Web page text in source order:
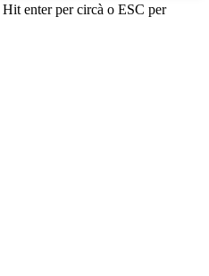
Hit enter per circà o ESC per